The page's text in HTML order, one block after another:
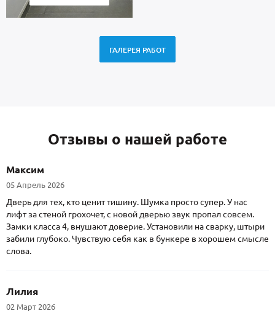
ГАЛЕРЕЯ РАБОТ
Отзывы о нашей работе
Максим
05 Апрель 2026
Дверь для тех, кто ценит тишину. Шумка просто супер. У нас
лифт за стеной грохочет, с новой дверью звук пропал совсем.
Замки класса 4, внушают доверие. Установили на сварку, штыри
забили глубоко. Чувствую себя как в бункере в хорошем смысле
слова.
Лилия
02 Март 2026